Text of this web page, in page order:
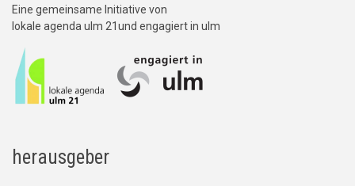
Eine gemeinsame Initiative von
lokale agenda ulm 21und engagiert in ulm
herausgeber